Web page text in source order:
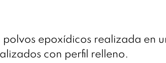
epoxídicos realizada en
con perfil relleno.